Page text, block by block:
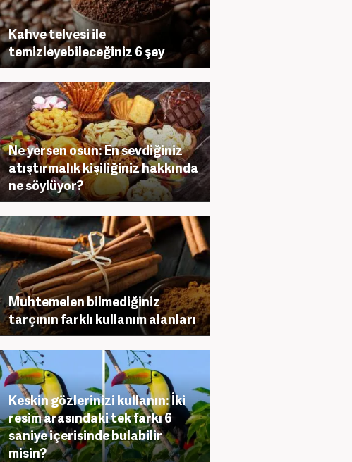
Kahve telvesi ile
temizleyebileceğiniz 6 şey
Ne yersen osun: En sevdiğiniz
atıştırmalık kişiliğiniz hakkında
ne söylüyor?
Muhtemelen bilmediğiniz
tarçının farklı kullanım alanları
Keskin gözlerinizi kullanın: İki
resim arasındaki tek farkı 6
saniye içerisinde bulabilir
misin?